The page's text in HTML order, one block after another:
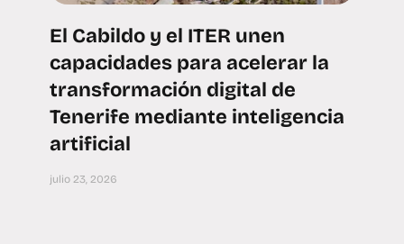
El Cabildo y el ITER unen
capacidades para acelerar la
transformación digital de
Tenerife mediante inteligencia
artificial
julio 23, 2026